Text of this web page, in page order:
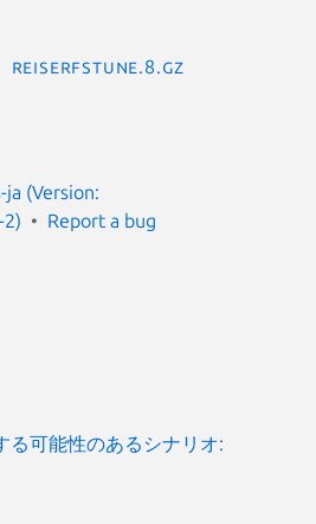
reiserfstune.8.gz
ja (Version:
2)
Report a bug
る可能性のあるシナリオ: